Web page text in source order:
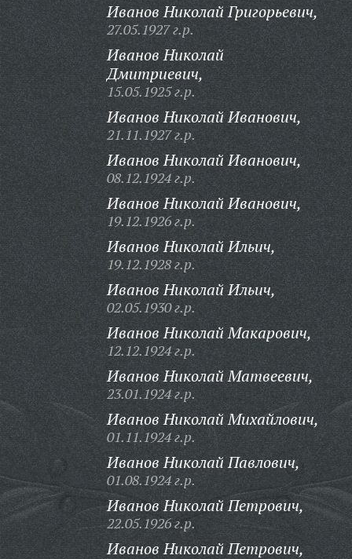
Иванов Николай Григорьевич,
27.05.1927 г.р.
Иванов Николай
Дмитриевич,
15.05.1925 г.р.
Иванов Николай Иванович,
21.11.1927 г.р.
Иванов Николай Иванович,
08.12.1924 г.р.
Иванов Николай Иванович,
19.12.1926 г.р.
Иванов Николай Ильич,
19.12.1928 г.р.
Иванов Николай Ильич,
02.05.1930 г.р.
Иванов Николай Макарович,
12.12.1924 г.р.
Иванов Николай Матвеевич,
23.01.1924 г.р.
Иванов Николай Михайлович,
01.11.1924 г.р.
Иванов Николай Павлович,
01.08.1924 г.р.
Иванов Николай Петрович,
22.05.1926 г.р.
Иванов Николай Петрович,